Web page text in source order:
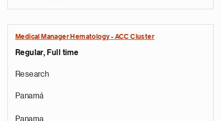
Medical Manager Hematology - ACC Cluster
Regular, Full time
Research
Panamá
Panama